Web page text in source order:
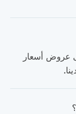
عروض أسعار